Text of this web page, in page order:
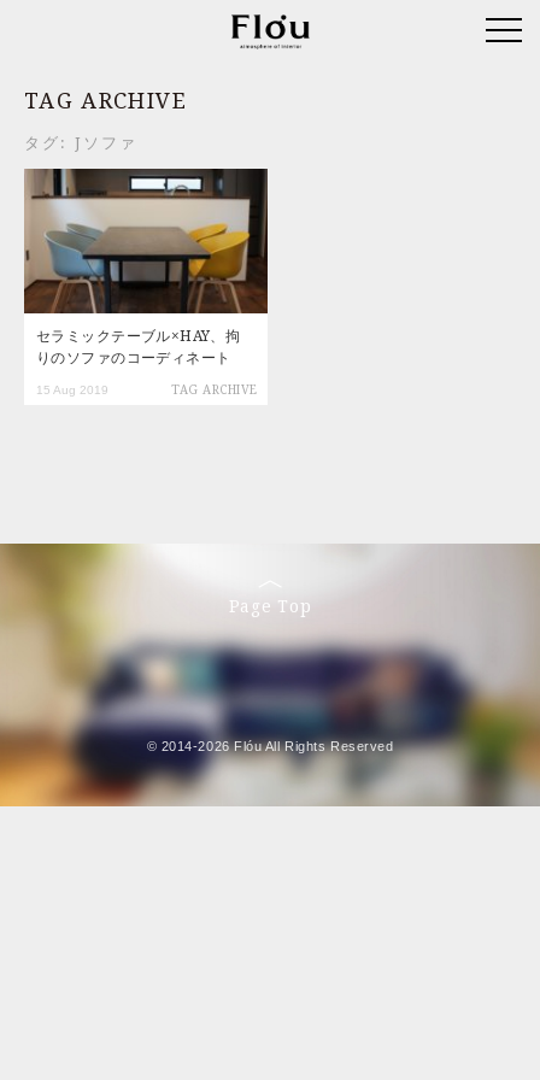
TAG ARCHIVE
タグ: Jソファ
セラミックテーブル×HAY、拘
りのソファのコーディネート
15 Aug 2019 TAG ARCHIVE
Page Top
© 2014-2026 Flóu All Rights Reserved